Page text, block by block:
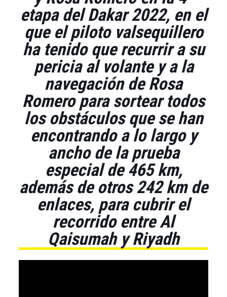
etapa del Dakar 2022, en el
que el piloto valsequillero
ha tenido que recurrir a su
pericia al volante y a la
navegación de Rosa
Romero para sortear todos
los obstáculos que se han
encontrando a lo largo y
ancho de la prueba
especial de 465 km,
además de otros 242 km de
enlaces, para cubrir el
recorrido entre Al
Qaisumah y Riyadh